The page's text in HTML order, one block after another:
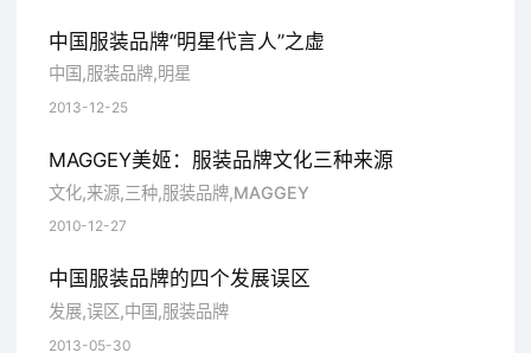
些品牌加上了很多文化元素，但市场影响力都不
大。因而品牌文化本身不是简单的叠加，而是一种
灵魂和精神的体现，她来源于对市场和消费方式的
深入理解，来源于不断积累的文化内涵，以及独特
的审美体验与追求。 国内的品牌众多，不
同的品牌，定位也不尽相同，如果一味地跟随国际
末倒置。中国设计师要获得国际认可，就不能拿着
别人嚼烂的东西放上台面，那样只会被轻视。
中国服装品牌“明星代言人”之虚
中国,服装品牌,明星
2013-12-25
MAGGEY美姬：服装品牌文化三种来源
文化,来源,三种,服装品牌,MAGGEY
2010-12-27
中国服装品牌的四个发展误区
发展,误区,中国,服装品牌
2013-05-30